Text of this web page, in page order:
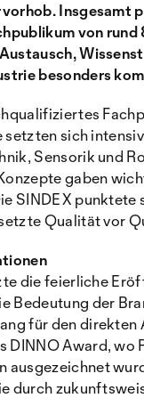
Insgesamt
von
besonders
sich
Sensorik und
gaben
SINDEX
Qualität vor
die feierliche
Bedeutung der
für den
DINNO Award,
ausgezeichnet
durch